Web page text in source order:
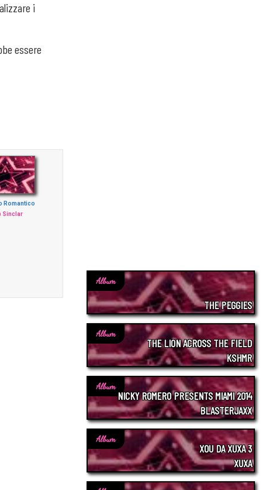
i
essere
Romantico
Sinclar
Album
THE PEGGIES
Album
THE LION ACROSS THE FIELD
KSHMR
Album
NICKY ROMERO PRESENTS MIAMI 2014
BLASTERJAXX
Album
XOU DA XUXA 3
XUXA